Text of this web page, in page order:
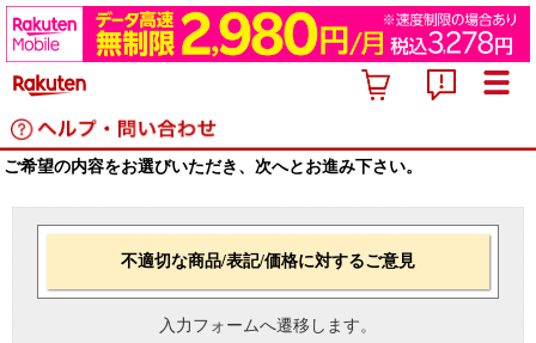
ご希望の内容をお選びいただき、次へとお進み下さい。
不適切な商品/表記/価格に対するご意見
入力フォームへ遷移します。